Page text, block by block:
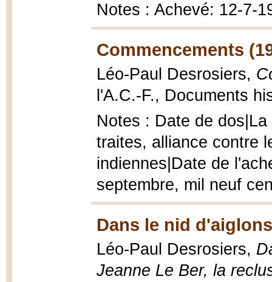
Notes : Achevé: 12-7-
Commencements
Léo-Paul Desrosiers,
l'A.C.-F., Documents
Notes : Date de
traites, alliance contre
indiennes|Date de
septembre, mil neuf
Dans le nid
Léo-Paul Desrosiers,
Jeanne Le Ber, la